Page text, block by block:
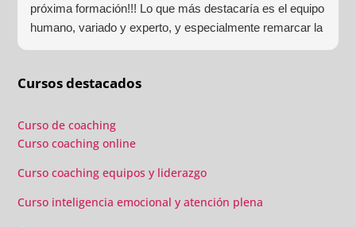
próxima formación!!! Lo que más destacaría es el equipo
humano, variado y experto, y especialmente remarcar la
añadido con multitud de formaciones, seminarios y
gran liderazgo de Beatriz Ricondo!!!
Cursos destacados
Curso de coaching
Curso coaching online
Curso coaching equipos y liderazgo
Curso inteligencia emocional y atención plena